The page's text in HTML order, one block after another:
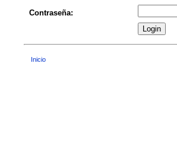
Contraseña:
Inicio